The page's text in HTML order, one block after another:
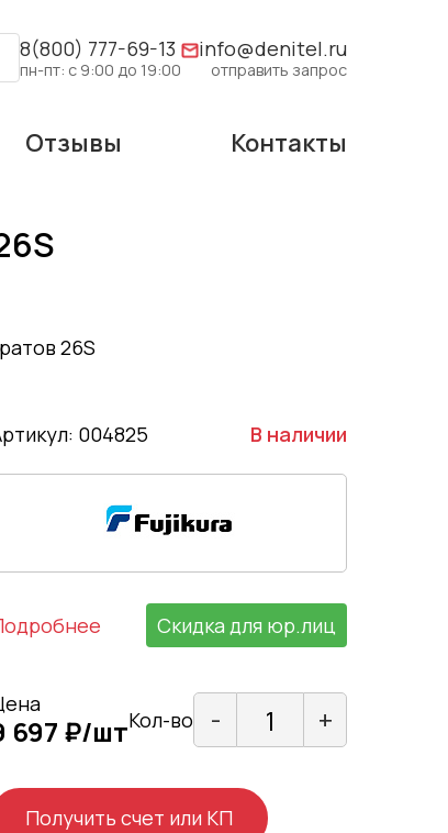
8(800) 777-69-13
пн-пт: с 9:00 до 19:00
info@denitel.ru
отправить запрос
Отзывы Контакты
26S
004825 В наличии
Скидка для юр.лиц
697 ₽/штКол-во - +
Получить счет или КП